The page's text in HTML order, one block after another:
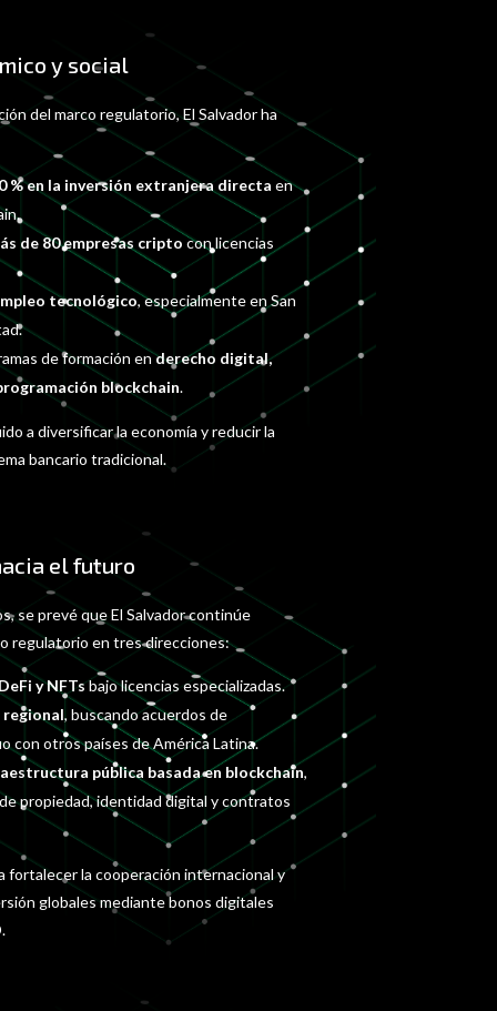
y social
del marco regulatorio, El Salvador ha
% en la inversión extranjera directa en
de 80 empresas criptocon licencias
tecnológico, especialmente en San
de formación enderecho digital,
blockchain.
a diversificar la economía y reducir la
bancario tradicional.
el futuro
se prevé que El Salvador continúe
regulatorio en tres direcciones:
y NFTsbajo licencias especializadas.
, buscando acuerdos de
con otros países de América Latina.
pública basada en blockchain,
propiedad, identidad digital y contratos
fortalecer la cooperación internacional y
globales mediante bonos digitales